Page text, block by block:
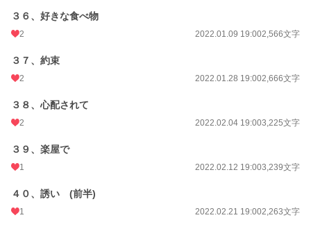
３６、好きな食べ物
2 2022.01.09 19:002,566文字
３７、約束
2 2022.01.28 19:002,666文字
３８、心配されて
2 2022.02.04 19:003,225文字
３９、楽屋で
1 2022.02.12 19:003,239文字
４０、誘い (前半)
1 2022.02.21 19:002,263文字